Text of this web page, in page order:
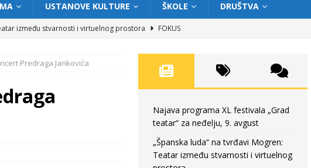
USTANOVE KULTURE ŠKOLE DRUŠTVA
između stvarnosti i virtuelnog prostora
FOKUS
kao traganje za onim što ne možemo do kraja da dokučimo
za petak, 7. avgust
Predraga Jankovića
Najava programa XL festivala „Grad
teatar“ za neđelju, 9. avgust
„Španska luda“ na tvrđavi Mogren:
Teatar između stvarnosti i virtuelnog